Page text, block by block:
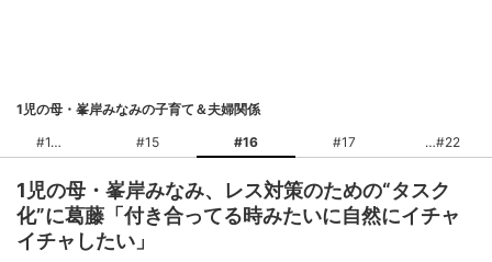
1児の母・峯岸みなみの子育て＆夫婦関係
#1
#15 #16 #17 #22
1児の母・峯岸みなみ、レス対策のための“タスク
化”に葛藤「付き合ってる時みたいに自然にイチャ
イチャしたい」